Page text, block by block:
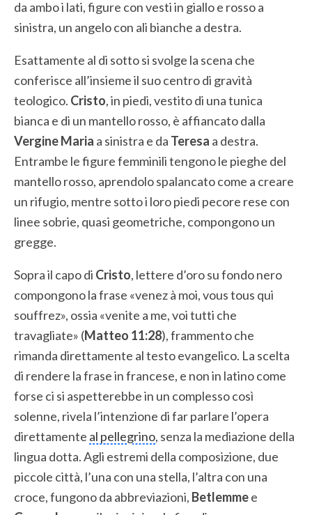
da ambo i lati, figure con vesti in giallo e rosso a
sinistra, un angelo con ali bianche a destra.
Esattamente al di sotto si svolge la scena che
conferisce all’insieme il suo centro di gravità
teologico. Cristo, in piedi, vestito di una tunica
bianca e di un mantello rosso, è affiancato dalla
Vergine Maria a sinistra e da Teresa a destra.
Entrambe le figure femminili tengono le pieghe del
mantello rosso, aprendolo spalancato come a creare
un rifugio, mentre sotto i loro piedi pecore rese con
linee sobrie, quasi geometriche, compongono un
gregge.
Sopra il capo di Cristo, lettere d’oro su fondo nero
compongono la frase «venez à moi, vous tous qui
souffrez», ossia «venite a me, voi tutti che
travagliate» (Matteo 11:28), frammento che
rimanda direttamente al testo evangelico. La scelta
di rendere la frase in francese, e non in latino come
forse ci si aspetterebbe in un complesso così
solenne, rivela l’intenzione di far parlare l’opera
direttamente al pellegrino, senza la mediazione della
lingua dotta. Agli estremi della composizione, due
piccole città, l’una con una stella, l’altra con una
croce, fungono da abbreviazioni, Betlemmee